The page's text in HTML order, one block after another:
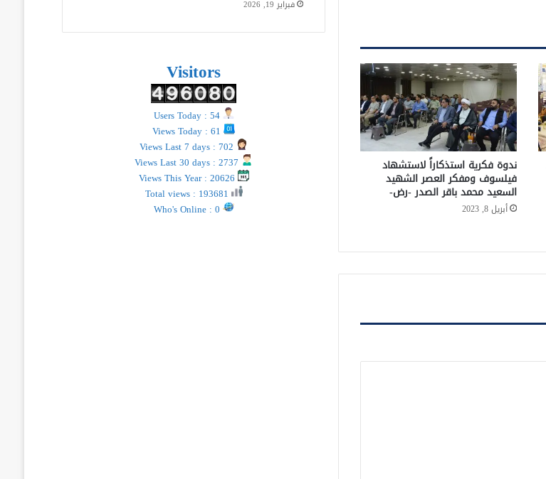
ندوة فكرية استذكاراً لاستشهاد
فيلسوف ومفكر العصر الشهيد
السعيد محمد باقر الصدر -رض-
أبريل 8, 2023
فبراير 19, 2026
Visitors
Users Today : 54